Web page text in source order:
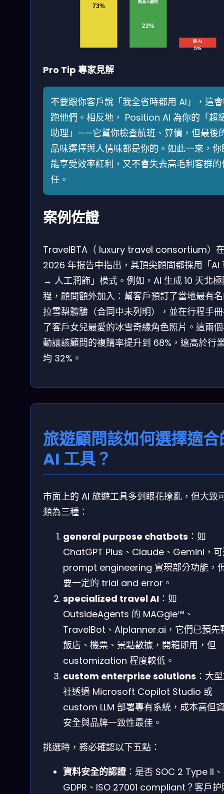
73%
純真人顧問
22%
純 AI
5%
Pro Tip 專家見解
不要跟你客戶說「我全省時都用 AI」，這
跑他們。相反地， Position AI 為你的「超
助理」——它幫你檢查航班、算價，但最後
品味選擇與人情味都是你的。如此一來，你
能享受效率紅利，又不會失去高毛利客群的
任。
案例佐證
TravelBTA（ luxury travel consortium）
2026 年报告中指出，其頂尖顧問都採用「AI
→ 人工潤飾」模式。例如，AI 生成 10 天北
程，顧問額外加入：幫客戶預訂了當地最有
拉雪梨體驗（合同中未列明），並在行程手
了客戶女兒最愛的冰雪奇緣角色照片。這兩
動讓該顧問的複購率提升到 68%，遠高於行
均 32%。
旅遊顧問該如何選擇適合
AI 工具？
市面上的 AI 旅遊工具多到眼花撩亂，但大致
類為三種：
general purpose chatbots ：如
ChatGPT Plus、Claude、Gemini，
prompt engineering 實現部分功能，
要一定的 trial and error。
specialized travel AI ：如
OutsideAgents 的 MAGgie™、
TravelBot、AIplanner.ai，它們已預先
飯店、機票、景點數據，開箱即用，但
customization 程度較低。
custom enterprise solutions ：大
社透過 Microsoft Copilot Studio 或
custom LLM 部署專有系統，成本高但
安全與品牌一致性最佳。
挑選時，務必確認以下五點：
資料安全的認證：是否 SOC 2 Type II、
GDPR、ISO 27001 compliant？客戶护